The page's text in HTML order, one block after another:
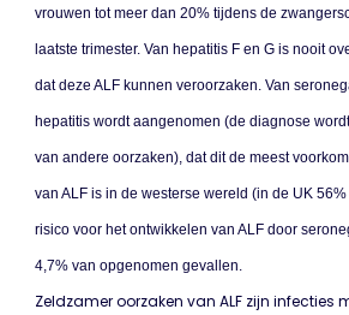
vrouwen tot meer dan 20% tijdens de
laatste trimester. Van hepatitis F en G is nooit
dat deze ALF kunnen veroorzaken. Van
hepatitis wordt aangenomen (de diagnose
van andere oorzaken), dat dit de meest
van ALF is in de westerse wereld (in de UK
risico voor het ontwikkelen van ALF door
4,7% van opgenomen gevallen.
Zeldzamer oorzaken van ALF zijn infecties